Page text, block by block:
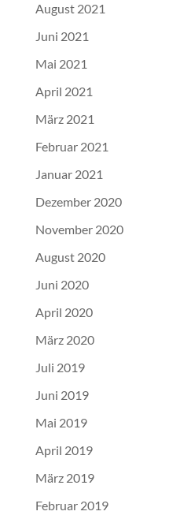
August 2021
Juni 2021
Mai 2021
April 2021
März 2021
Februar 2021
Januar 2021
Dezember 2020
November 2020
August 2020
Juni 2020
April 2020
März 2020
Juli 2019
Juni 2019
Mai 2019
April 2019
März 2019
Februar 2019